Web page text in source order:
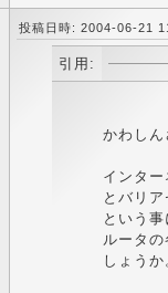
投稿日時: 2004-06-21
引用:
かわし
インタ
とバリ
という事
ルータ
しょうか